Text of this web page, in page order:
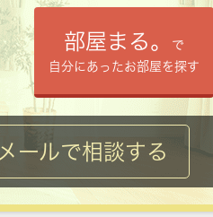
部屋まる。
で
自分にあったお部屋を探す
メールで相談する